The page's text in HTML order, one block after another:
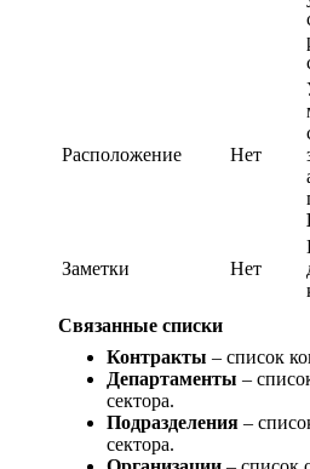
Расположение Нет
Заметки Нет
Связанные списки
Контракты – список
Департаменты –
сектора.
Подразделения –
сектора.